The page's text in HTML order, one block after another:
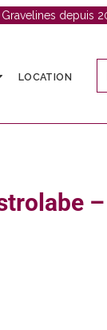
Gravelines depuis
LOCATION
–